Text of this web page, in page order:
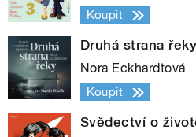
Koupit
Druhá strana řeky
Nora Eckhardtová
Koupit
Svědectví o